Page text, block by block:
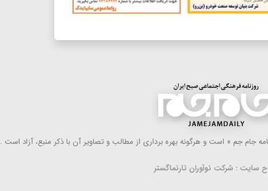
جام جم » است و هرگونه بهره ‌برداری از مطالب و تصاویر آن با ذكر منبع، آزاد است .
سایت : شرکت نوآوران تارنماگستر